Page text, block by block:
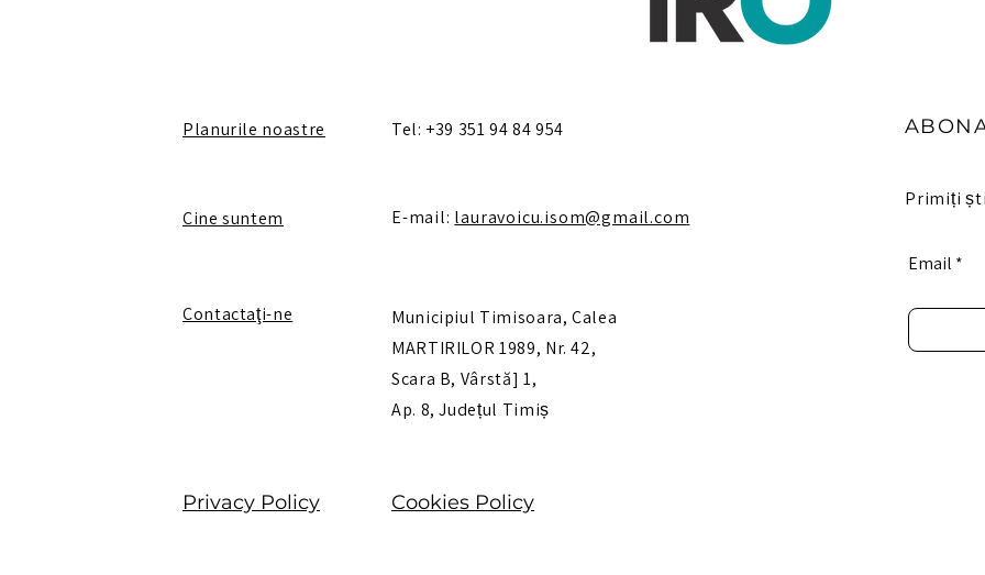
Planurile noastre Tel: +39 351 94 84 954
Cine suntem E-mail: lauravoicu.isom@gmail.com
Contactaţi-ne
Municipiul Timisoara, Calea
MARTIRILOR 1989, Nr. 42,
Scara B, Vârstă] 1,
Ap. 8, Județul Timiș
Privacy Policy Cookies Policy
Primiți
Email